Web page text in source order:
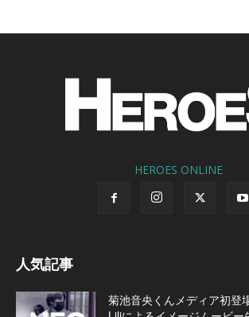
HEROES ONLINE
人気記事
菊池音央くんメディア初登